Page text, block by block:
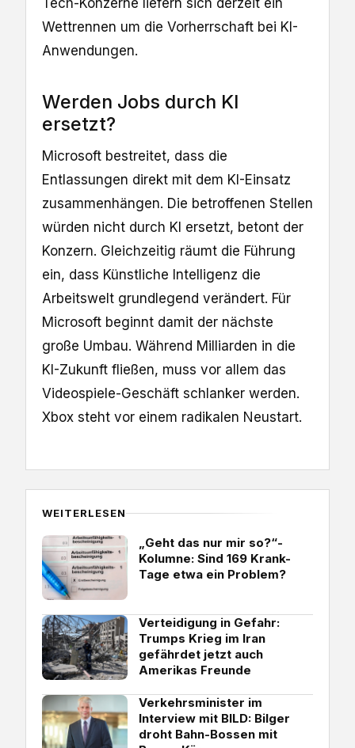
Tech-Konzerne liefern sich derzeit ein
Wettrennen um die Vorherrschaft bei KI-
Anwendungen.
Werden Jobs durch KI
ersetzt?
Microsoft bestreitet, dass die
Entlassungen direkt mit dem KI-Einsatz
zusammenhängen. Die betroffenen Stellen
würden nicht durch KI ersetzt, betont der
Konzern. Gleichzeitig räumt die Führung
ein, dass Künstliche Intelligenz die
Arbeitswelt grundlegend verändert. Für
Microsoft beginnt damit der nächste
große Umbau. Während Milliarden in die
KI-Zukunft fließen, muss vor allem das
Videospiele-Geschäft schlanker werden.
Xbox steht vor einem radikalen Neustart.
WEITERLESEN
„Geht das nur mir so?“-
Kolumne: Sind 169 Krank-
Tage etwa ein Problem?
Verteidigung in Gefahr:
Trumps Krieg im Iran
gefährdet jetzt auch
Amerikas Freunde
Verkehrsminister im
Interview mit BILD: Bilger
droht Bahn-Bossen mit